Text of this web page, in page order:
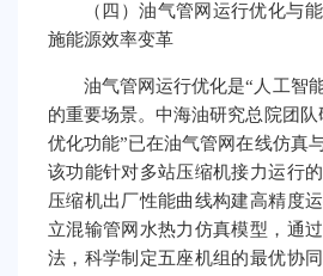
（四）油气管网运行优化与
施能源效率变革
油气管网运行优化是“人工智
的重要场景。中海油研究总院团
优化功能”已在油气管网在线仿真
该功能针对多站压缩机接力运行
压缩机出厂性能曲线构建高精度
立混输管网水热力仿真模型，通
法，科学制定五座机组的最优协